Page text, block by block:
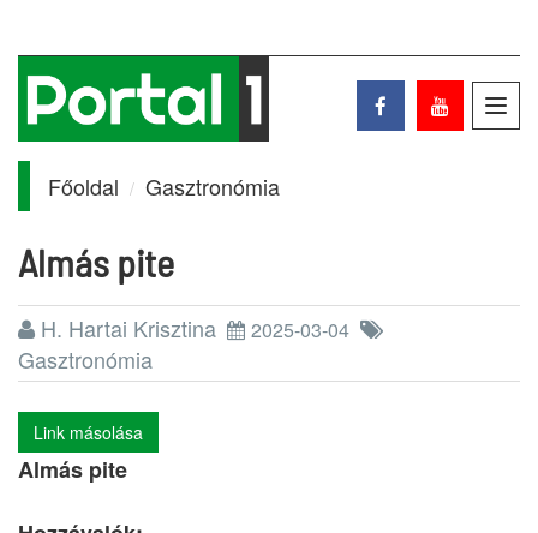
Főoldal Gasztronómia
Almás pite
H. Hartai Krisztina 2025-03-04
Gasztronómia
Link másolása
Almás pite